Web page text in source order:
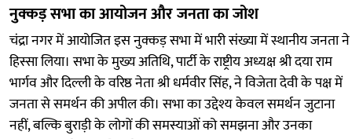
नुक्कड़ सभा का आयोजन और जनता का जोश
चंद्रा नगर में आयोजित इस नुक्कड़ सभा में भारी संख्या में स्थानीय जनता ने
हिस्सा लिया। सभा के मुख्य अतिथि, पार्टी के राष्ट्रीय अध्यक्ष श्री दया राम
भार्गव और दिल्ली के वरिष्ठ नेता श्री धर्मवीर सिंह, ने विजेता देवी के पक्ष में
जनता से समर्थन की अपील की। सभा का उद्देश्य केवल समर्थन जुटाना
नहीं, बल्कि बुराड़ी के लोगों की समस्याओं को समझना और उनका